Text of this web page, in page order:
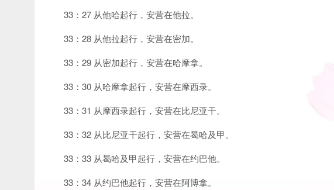
33：27 从他哈起行，安营在他拉。
33：28 从他拉起行，安营在密加。
33：29 从密加起行，安营在哈摩拿。
33：30 从哈摩拿起行，安营在摩西录。
33：31 从摩西录起行，安营在比尼亚干。
33：32 从比尼亚干起行，安营在曷哈及甲。
33：33 从曷哈及甲起行，安营在约巴他。
33：34 从约巴他起行，安营在阿博拿。